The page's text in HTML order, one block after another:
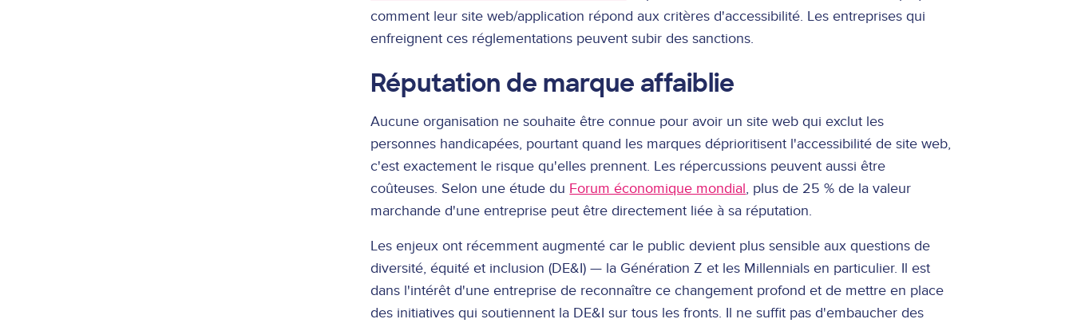
comment leur site web/application répond aux critères d'accessibilité. Les entreprises qui
enfreignent ces réglementations peuvent subir des sanctions.
Réputation de marque affaiblie
Aucune organisation ne souhaite être connue pour avoir un site web qui exclut les
personnes handicapées, pourtant quand les marques déprioritisent l'accessibilité de site web,
c'est exactement le risque qu'elles prennent. Les répercussions peuvent aussi être
coûteuses. Selon une étude du Forum économique mondial, plus de 25 % de la valeur
marchande d'une entreprise peut être directement liée à sa réputation.
Les enjeux ont récemment augmenté car le public devient plus sensible aux questions de
diversité, équité et inclusion (DE&I) — la Génération Z et les Millennials en particulier. Il est
dans l'intérêt d'une entreprise de reconnaître ce changement profond et de mettre en place
des initiatives qui soutiennent la DE&I sur tous les fronts. Il ne suffit pas d'embaucher des